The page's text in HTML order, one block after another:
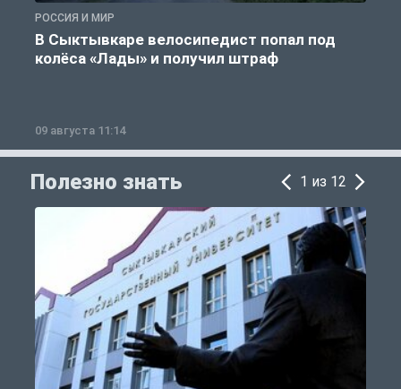
РОССИЯ И МИР
В Сыктывкаре велосипедист попал под
колёса «Лады» и получил штраф
09 августа 11:14
Полезно знать 1 из 12